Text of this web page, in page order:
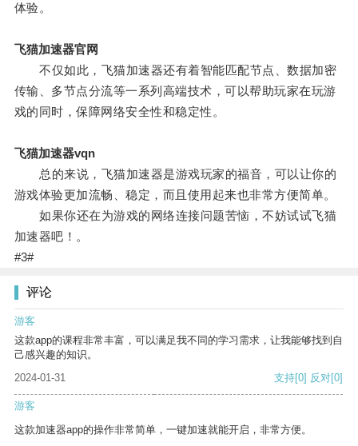
体验。
飞猫加速器官网
不仅如此，飞猫加速器还有着智能匹配节点、数据加密
传输、多节点分流等一系列高端技术，可以帮助玩家在玩游
戏的同时，保障网络安全性和稳定性。
飞猫加速器vqn
总的来说，飞猫加速器是游戏玩家的福音，可以让你的
游戏体验更加流畅、稳定，而且使用起来也非常方便简单。
如果你还在为游戏的网络连接问题苦恼，不妨试试飞猫
加速器吧！。
#3#
评论
游客
这款app的课程非常丰富，可以满足我不同的学习需求，让我能够找到自
己感兴趣的知识。
2024-01-31
支持[0] 反对[0]
游客
这款加速器app的操作非常简单，一键加速就能开启，非常方便。